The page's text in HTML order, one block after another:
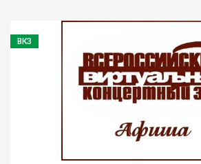
ВКЗ